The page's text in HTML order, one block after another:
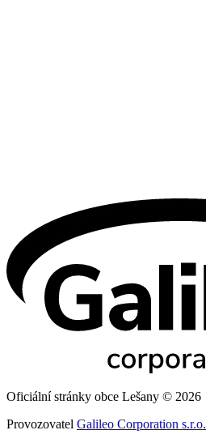
Oficiální stránky obce Lešany © 2026
Provozovatel Galileo Corporation s.r.o.